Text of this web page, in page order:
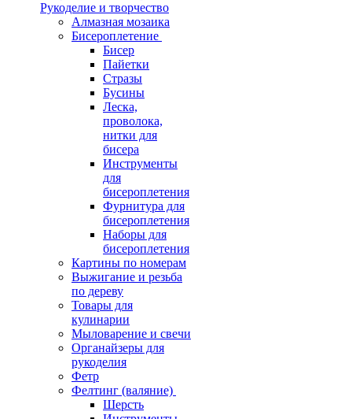
Рукоделие и творчество
Алмазная мозаика
Бисероплетение
Бисер
Пайетки
Стразы
Бусины
Леска,
проволока,
нитки для
бисера
Инструменты
для
бисероплетения
Фурнитура для
бисероплетения
Наборы для
бисероплетения
Картины по номерам
Выжигание и резьба
по дереву
Товары для
кулинарии
Мыловарение и свечи
Органайзеры для
рукоделия
Фетр
Фелтинг (валяние)
Шерсть